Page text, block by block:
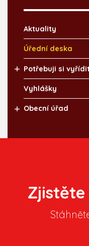
Aktuality
Úřední deska
Potřebuji si
Vyhlášky
Obecní úřad